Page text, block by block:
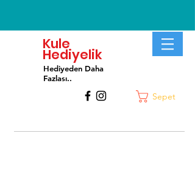
Kule
Hediyelik
Hediyeden Daha
Fazlası..
Sepet